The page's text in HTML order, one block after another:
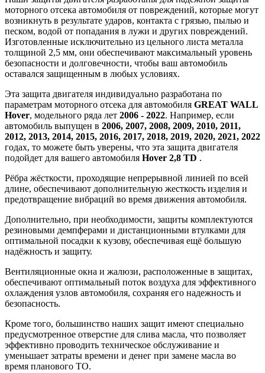
моторного отсека автомобиля от повреждений, которые могут
возникнуть в результате ударов, контакта с грязью, пылью и
песком, водой от попадания в лужи и других повреждений.
Изготовленные исключительно из цельного листа металла
толщиной 2,5 мм, они обеспечивают максимальный уровень
безопасности и долговечности, чтобы ваш автомобиль
оставался защищенным в любых условиях.
Эта защита двигателя индивидуально разработана по
параметрам моторного отсека для автомобиля GREAT WALL
Hover, модельного ряда лет 2006 - 2022. Например, если
автомобиль выпущен в 2006, 2007, 2008, 2009, 2010, 2011,
2012, 2013, 2014, 2015, 2016, 2017, 2018, 2019, 2020, 2021, 2022
годах, то можете быть уверены, что эта защита двигателя
подойдет для вашего автомобиля Hover 2,8 TD .
Рёбра жёсткости, проходящие непрерывной линией по всей
длине, обеспечивают дополнительную жесткость изделия и
предотвращение вибраций во время движения автомобиля.
Дополнительно, при необходимости, защиты комплектуются
резиновыми демпферами и дистанционными втулками для
оптимальной посадки к кузову, обеспечивая ещё большую
надёжность и защиту.
Вентиляционные окна и жалюзи, расположенные в защитах,
обеспечивают оптимальный поток воздуха для эффективного
охлаждения узлов автомобиля, сохраняя его надежность и
безопасность.
Кроме того, большинство наших защит имеют специально
предусмотренное отверстие для слива масла, что позволяет
эффективно проводить техническое обслуживание и
уменьшает затраты времени и денег при замене масла во
время планового ТО.